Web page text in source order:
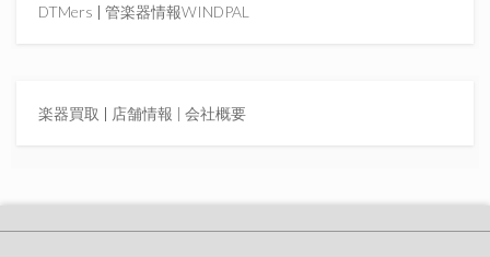
DTMers | 管楽器情報WINDPAL
楽器買取 | 店舗情報 | 会社概要